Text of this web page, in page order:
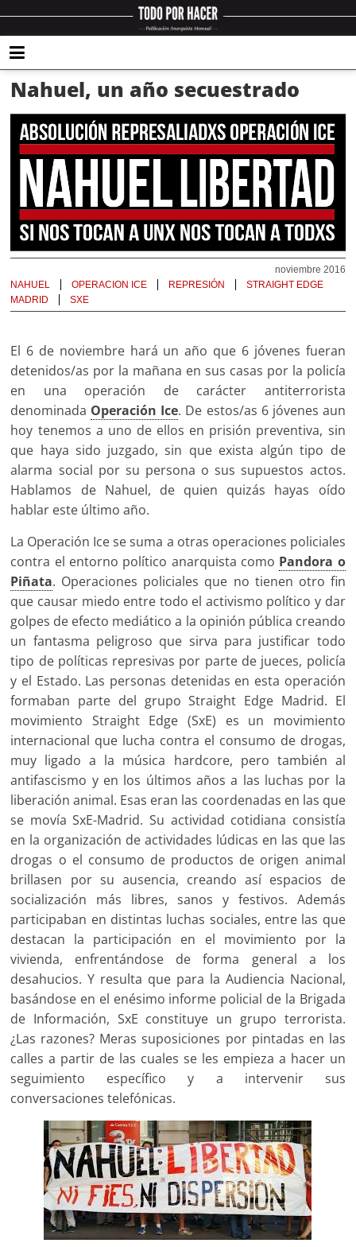
Nahuel, un año secuestrado
noviembre 2016
NAHUEL
OPERACION ICE REPRESIÓN
STRAIGHT EDGE
MADRID
SXE
El 6 de noviembre hará un año que 6 jóvenes fueran
detenidos/as por la mañana en sus casas por la policía
en una operación de carácter antiterrorista
denominada Operación Ice. De estos/as 6 jóvenes aun
hoy tenemos a uno de ellos en prisión preventiva, sin
que haya sido juzgado, sin que exista algún tipo de
alarma social por su persona o sus supuestos actos.
Hablamos de Nahuel, de quien quizás hayas oído
hablar este último año.
La Operación Ice se suma a otras operaciones policiales
contra el entorno político anarquista como Pandora o
Piñata. Operaciones policiales que no tienen otro fin
que causar miedo entre todo el activismo político y dar
golpes de efecto mediático a la opinión pública creando
un fantasma peligroso que sirva para justificar todo
tipo de políticas represivas por parte de jueces, policía
y el Estado. Las personas detenidas en esta operación
formaban parte del grupo Straight Edge Madrid. El
movimiento Straight Edge (SxE) es un movimiento
internacional que lucha contra el consumo de drogas,
muy ligado a la música hardcore, pero también al
antifascismo y en los últimos años a las luchas por la
liberación animal. Esas eran las coordenadas en las que
se movía SxE-Madrid. Su actividad cotidiana consistía
en la organización de actividades lúdicas en las que las
drogas o el consumo de productos de origen animal
brillasen por su ausencia, creando así espacios de
socialización más libres, sanos y festivos. Además
participaban en distintas luchas sociales, entre las que
destacan la participación en el movimiento por la
vivienda, enfrentándose de forma general a los
desahucios. Y resulta que para la Audiencia Nacional,
basándose en el enésimo informe policial de la Brigada
de Información, SxE constituye un grupo terrorista.
¿Las razones? Meras suposiciones por pintadas en las
calles a partir de las cuales se les empieza a hacer un
seguimiento específico y a intervenir sus
conversaciones telefónicas.